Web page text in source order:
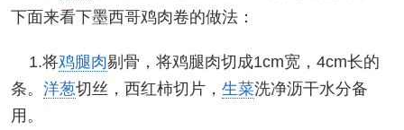
下面来看下墨西哥鸡肉卷的做法：
1.将鸡腿肉剔骨，将鸡腿肉切成1cm宽，4cm长的
条。 洋葱切丝，西红柿切片， 生菜洗净沥干水分备
用。